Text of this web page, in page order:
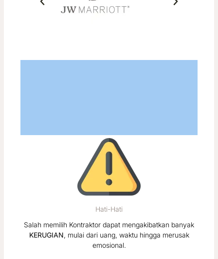
Hati-Hati
Salah memilih Kontraktor dapat mengakibatkan banyak
KERUGIAN, mulai dari uang, waktu hingga merusak
emosional.